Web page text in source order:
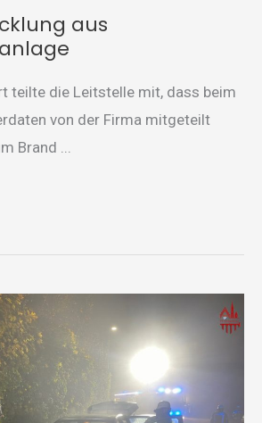
aus
teilte die Leitstelle mit, dass beim
von der Firma mitgeteilt
Brand ...